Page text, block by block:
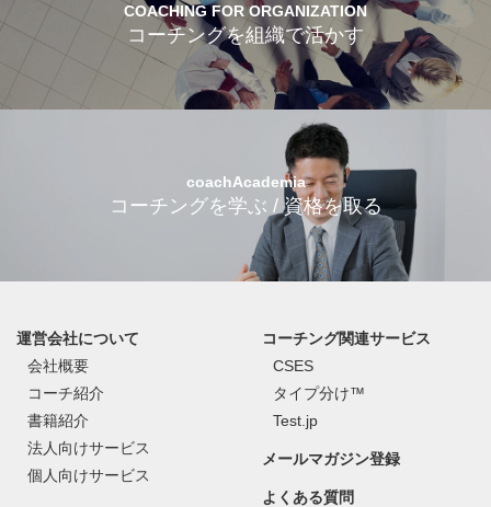
COACHING FOR ORGANIZATION
コーチングを組織で活かす
coachAcademia
コーチングを学ぶ / 資格を取る
運営会社について
会社概要
コーチ紹介
書籍紹介
法人向けサービス
個人向けサービス
コーチング関連サービス
CSES
タイプ分け™
Test.jp
メールマガジン登録
よくある質問